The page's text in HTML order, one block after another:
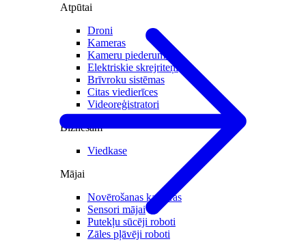
Atpūtai
Droni
Kameras
Kameru piederumi
Elektriskie skrejriteņi
Brīvroku sistēmas
Citas viedierīces
Videoreģistratori
Biznesam
Viedkase
Mājai
Novērošanas kameras
Sensori mājai
Putekļu sūcēji roboti
Zāles pļāvēji roboti